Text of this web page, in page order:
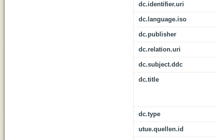
dc.identifier.uri
dc.language.iso
dc.publisher
dc.relation.uri
dc.subject.ddc
dc.title
dc.type
utue.quellen.id